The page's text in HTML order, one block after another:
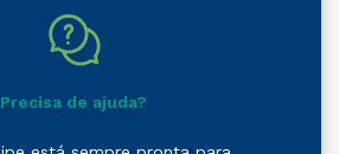
Precisa de ajuda?